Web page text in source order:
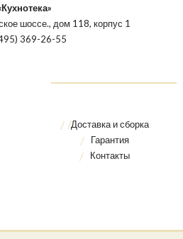
шоссе., дом 118, корпус 1
369-26-55
Доставка и сборка
Гарантия
Контакты